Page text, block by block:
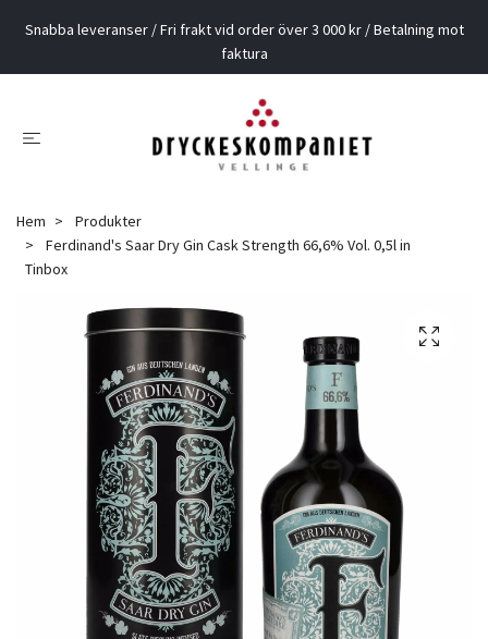
Snabba leveranser / Fri frakt vid order över 3 000 kr / Betalning mot
faktura
Hem
Produkter
Ferdinand's Saar Dry Gin Cask Strength 66,6% Vol. 0,5l in
Tinbox